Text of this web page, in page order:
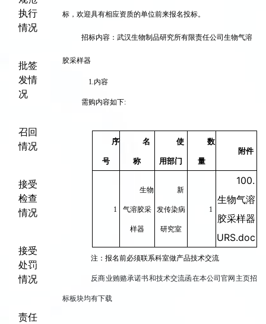
执行
情况
批签
发情
况
召回
情况
接受
检查
情况
接受
处罚
情况
责任
标，欢迎具有相应资质的单位前来报名投标。
招标内容：武汉生物制品研究所有限责任公司生物气溶
胶采样器
1.内容
需购内容如下:
序
号
名
称
使
用部门
数
量
附件
1
生物
气溶胶采
样器
新
发传染病
研究室
1
100.
生物气溶
胶采样器
URS.doc
注：报名前必须联系科室做产品技术交流
反商业贿赂承诺书和技术交流函在本公司官网主页招
标板块均有下载